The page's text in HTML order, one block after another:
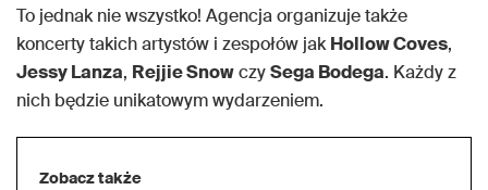
To jednak nie wszystko! Agencja organizuje także
koncerty takich artystów i zespołów jakHollow Coves,
Jessy Lanza, Rejjie SnowczySega Bodega. Każdy z
nich będzie unikatowym wydarzeniem.
Zobacz także